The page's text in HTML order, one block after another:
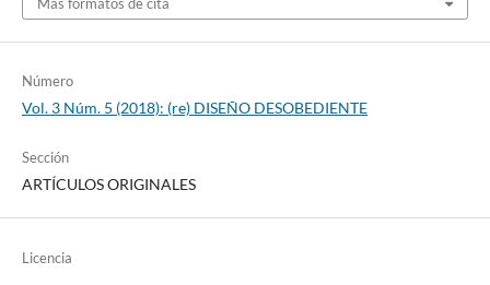
Más formatos de cita
Número
Vol. 3 Núm. 5 (2018): (re) DISEÑO DESOBEDIENTE
Sección
ARTÍCULOS ORIGINALES
Licencia